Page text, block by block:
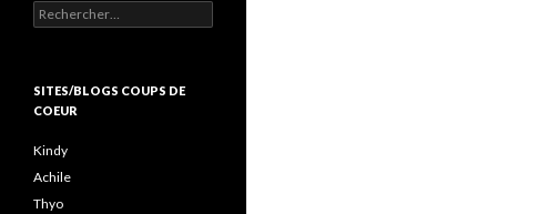
Rechercher :
SITES/BLOGS COUPS DE
COEUR
Kindy
Achile
Thyo